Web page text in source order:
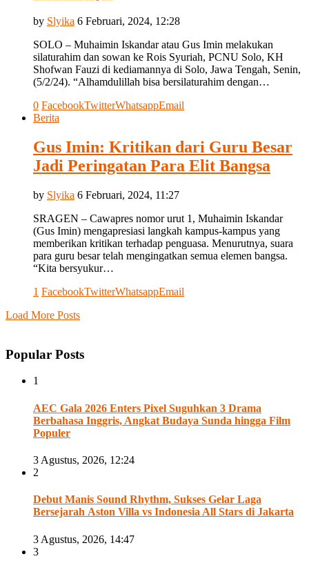
by Slyika 6 Februari, 2024, 12:28
SOLO – Muhaimin Iskandar atau Gus Imin melakukan
silaturahim dan sowan ke Rois Syuriah, PCNU Solo, KH
Shofwan Fauzi di kediamannya di Solo, Jawa Tengah, Senin,
(5/2/24). “Alhamdulillah bisa bersilaturahim dengan…
0 FacebookTwitterWhatsappEmail
Berita
Gus Imin: Kritikan dari Guru Besar
Jadi Peringatan Para Elit Bangsa
by Slyika 6 Februari, 2024, 11:27
SRAGEN – Cawapres nomor urut 1, Muhaimin Iskandar
(Gus Imin) mengapresiasi langkah kampus-kampus yang
memberikan kritikan terhadap penguasa. Menurutnya, suara
para guru besar telah mengingatkan semua elemen bangsa.
“Kita bersyukur…
1 FacebookTwitterWhatsappEmail
Load More Posts
Popular Posts
1
AEC Gala 2026 Enters Pixel Suguhkan 3 Drama
Berbahasa Inggris, Angkat Budaya Sunda hingga Film
Populer
3 Agustus, 2026, 12:24
2
Debut Manis Sound Rhythm, Sukses Gelar Laga
Bersejarah Aston Villa vs Indonesia All Stars di Jakarta
3 Agustus, 2026, 14:47
3